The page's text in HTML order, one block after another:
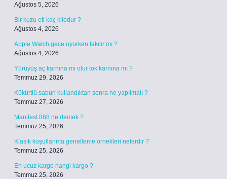
Ağustos 5, 2026
Bir kuzu eti kaç kilodur ?
Ağustos 4, 2026
Apple Watch gece uyurken takılır mı ?
Ağustos 4, 2026
Yürüyüş aç karnına mı olur tok karnına mı ?
Temmuz 29, 2026
Kükürtlü sabun kullandıktan sonra ne yapılmalı ?
Temmuz 27, 2026
Manifest 888 ne demek ?
Temmuz 25, 2026
Klasik koşullanma genelleme örnekleri nelerdir ?
Temmuz 25, 2026
En ucuz kargo hangi kargo ?
Temmuz 25, 2026